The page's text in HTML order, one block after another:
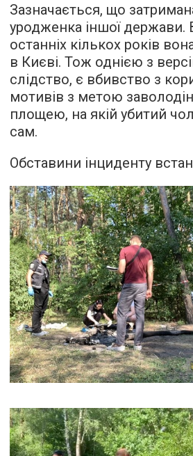
Зазначається, що
уродженка іншої
останніх кількох років
в Києві. Тож однією з
слідство, є вбивство з
мотивів з метою
площею, на якій убитий
сам.
Обставини інциденту